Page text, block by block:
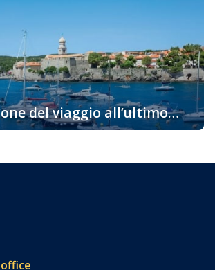
isola d’Oro è una delle
per i turisti grazie alla sua ricca e
[…]
del viaggio all’ultimo
l’isola di Krk
a cui non importa come arrivare a
al loro viaggio. Ma anche tra noi
a causa di vari obblighi, semplicemente